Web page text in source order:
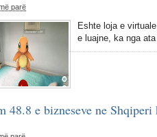
parë
Eshte loja e
e luajne, ka nga
48.8 e bizneseve ne Shqiperi